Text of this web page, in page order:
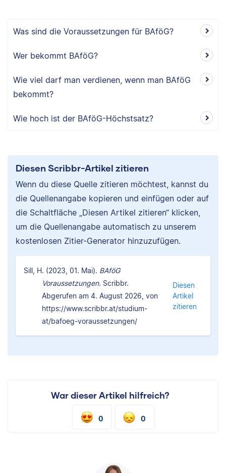
Was sind die Voraussetzungen für BAföG?
Wer bekommt BAföG?
Wie viel darf man verdienen, wenn man BAföG
bekommt?
Wie hoch ist der BAföG-Höchstsatz?
Diesen Scribbr-Artikel zitieren
Wenn du diese Quelle zitieren möchtest, kannst du
die Quellenangabe kopieren und einfügen oder auf
die Schaltfläche „Diesen Artikel zitieren“ klicken,
um die Quellenangabe automatisch zu unserem
kostenlosen Zitier-Generator hinzuzufügen.
Sill, H. (2023, 01. Mai). BAföG
Voraussetzungen. Scribbr.
Abgerufen am 4. August 2026, von
https://www.scribbr.at/studium-
at/bafoeg-voraussetzungen/
Diesen
Artikel
zitieren
War dieser Artikel hilfreich?
0 0